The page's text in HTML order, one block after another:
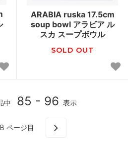
ARABIA ruska 17.5cm
soup bowl アラビア ル
スカ スープボウル
SOLD OUT
中 85 - 96 表示
8 ページ目